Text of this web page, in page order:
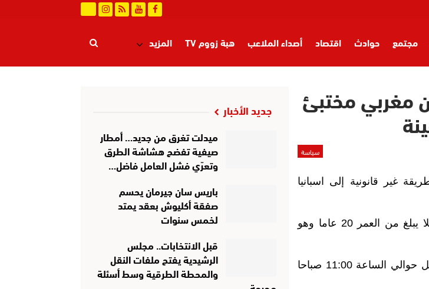
مجتمع حوادث اقتصاد أصداء الملاعب هبة زووم TV المزيد
مغربي مختبئ
سياسة
غير قانونية إلى اسبانيا
وأظهر شريط فيديو وزعته وزارة الداخلية الخميس 8 مايو، رجلا يبلغ من العمر 20 عاما وهو
وقالت الشرطة في بيان ان السفينة غادرت طنجة واعتقل الرجل حوالي الساعة 11:00 صباحا
جديد الأخبار
ميدلت تغرق من جديد… أمطار
صيفية تفضح هشاشة الطرق
وتعرّي فشل العامل فاضل…
باريس سان جيرمان يحسم
صفقة أكليوش بعقد يمتد
لخمس سنوات
قبل الانتخابات.. مجلس
الرشيدية يفتح ملفات النقل
والمحطة الطرقية وسط أسئلة